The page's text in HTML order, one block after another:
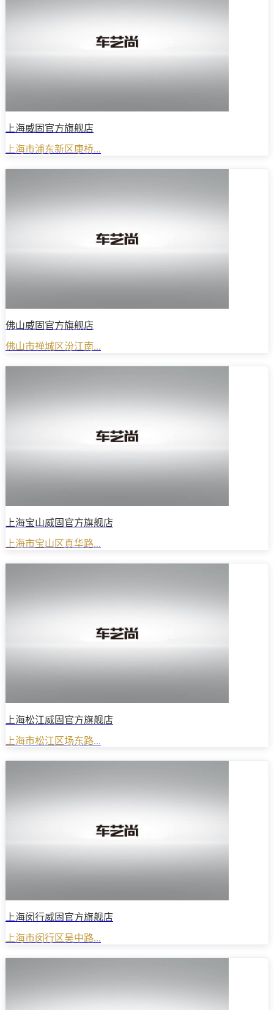
上海威固官方旗舰店
上海市浦东新区康桥...
佛山威固官方旗舰店
佛山市禅城区汾江南...
上海宝山威固官方旗舰店
上海市宝山区真华路...
上海松江威固官方旗舰店
上海市松江区场东路...
上海闵行威固官方旗舰店
上海市闵行区吴中路...